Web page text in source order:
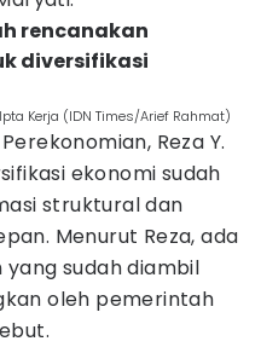
rencanakan
diversifikasi
Kerja (IDN Times/Arief Rahmat)
Reza Y.
ekonomi sudah
struktural dan
Menurut Reza, ada
sudah diambil
oleh pemerintah